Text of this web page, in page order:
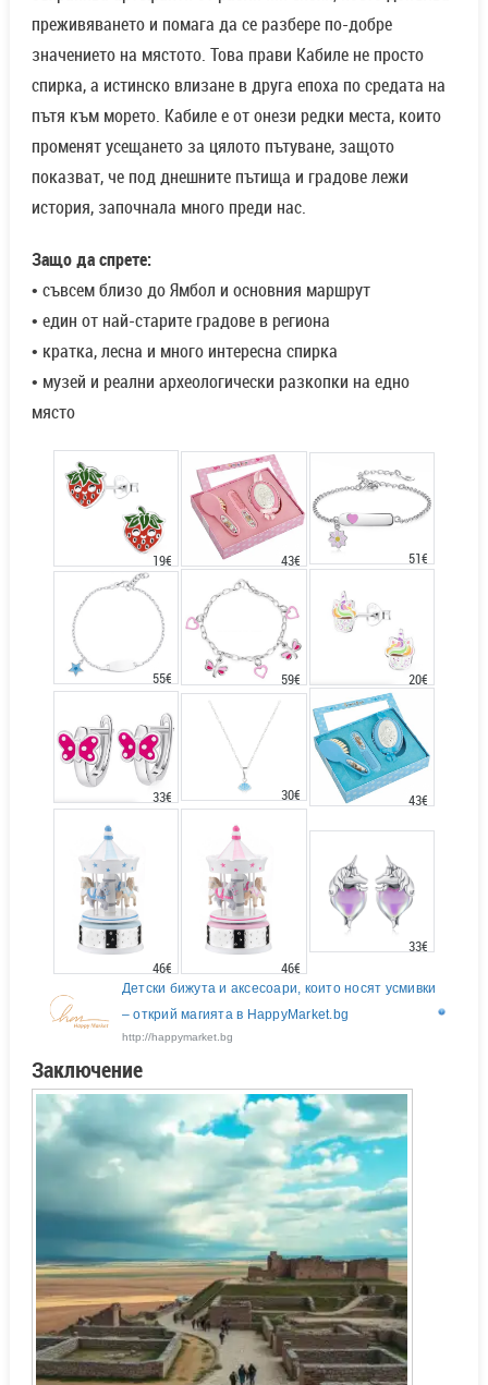
преживяването и помага да се разбере по-добре
значението на мястото. Това прави Кабиле не просто
спирка, а истинско влизане в друга епоха по средата на
пътя към морето. Кабиле е от онези редки места, които
променят усещането за цялото пътуване, защото
показват, че под днешните пътища и градове лежи
история, започнала много преди нас.
Защо да спрете:
• съвсем близо до Ямбол и основния маршрут
• един от най-старите градове в региона
• кратка, лесна и много интересна спирка
• музей и реални археологически разкопки на едно
място
19€ 43€ 51€
55€ 59€ 20€
33€ 30€ 43€
46€ 46€
33€
Детски бижута и аксесоари, които носят усмивки
– открий магията в HappyMarket.bg
http://happymarket.bg
Заключение